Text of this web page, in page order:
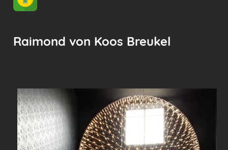
Raimond von Koos Breukel